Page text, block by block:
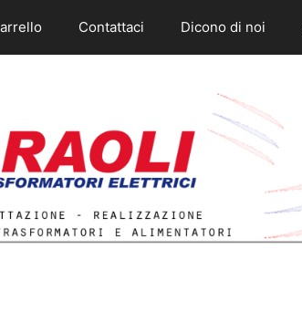
Contattaci Dicono di noi